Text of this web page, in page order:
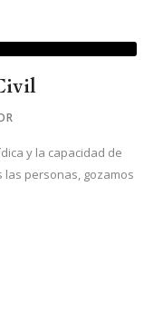
y la capacidad de
personas, gozamos